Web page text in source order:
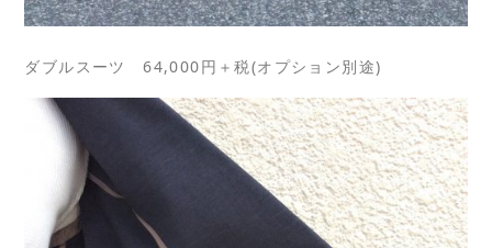
ダブルスーツ 64,000円＋税(オプション別途)